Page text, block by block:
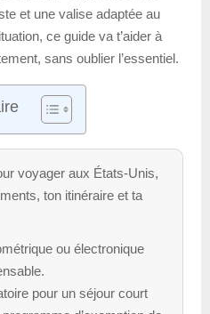
et une valise adaptée au
ce guide va t’aider à
sans oublier l’essentiel.
voyager aux États-Unis,
ton itinéraire et ta
ou électronique
pour un séjour court